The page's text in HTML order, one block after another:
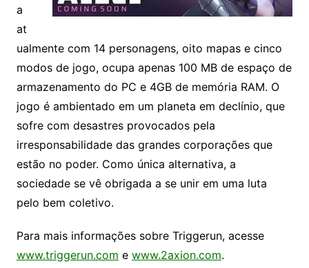
a
at
ualmente com 14 personagens, oito mapas e cinco
modos de jogo, ocupa apenas 100 MB de espaço de
armazenamento do PC e 4GB de memória RAM. O
jogo é ambientado em um planeta em declínio, que
sofre com desastres provocados pela
irresponsabilidade das grandes corporações que
estão no poder. Como única alternativa, a
sociedade se vê obrigada a se unir em uma luta
pelo bem coletivo.
Para mais informações sobre Triggerun, acesse
www.triggerun.com e www.2axion.com.